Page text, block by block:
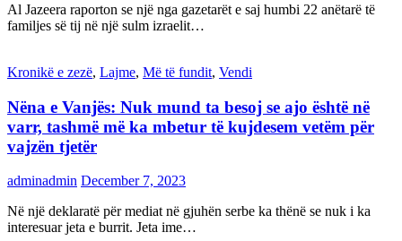
Al Jazeera raporton se një nga gazetarët e saj humbi 22 anëtarë të
familjes së tij në një sulm izraelit…
Kronikë e zezë, Lajme, Më të fundit, Vendi
Nëna e Vanjës: Nuk mund ta besoj se ajo është në
varr, tashmë më ka mbetur të kujdesem vetëm për
vajzën tjetër
adminadmin December 7, 2023
Në një deklaratë për mediat në gjuhën serbe ka thënë se nuk i ka
interesuar jeta e burrit. Jeta ime…